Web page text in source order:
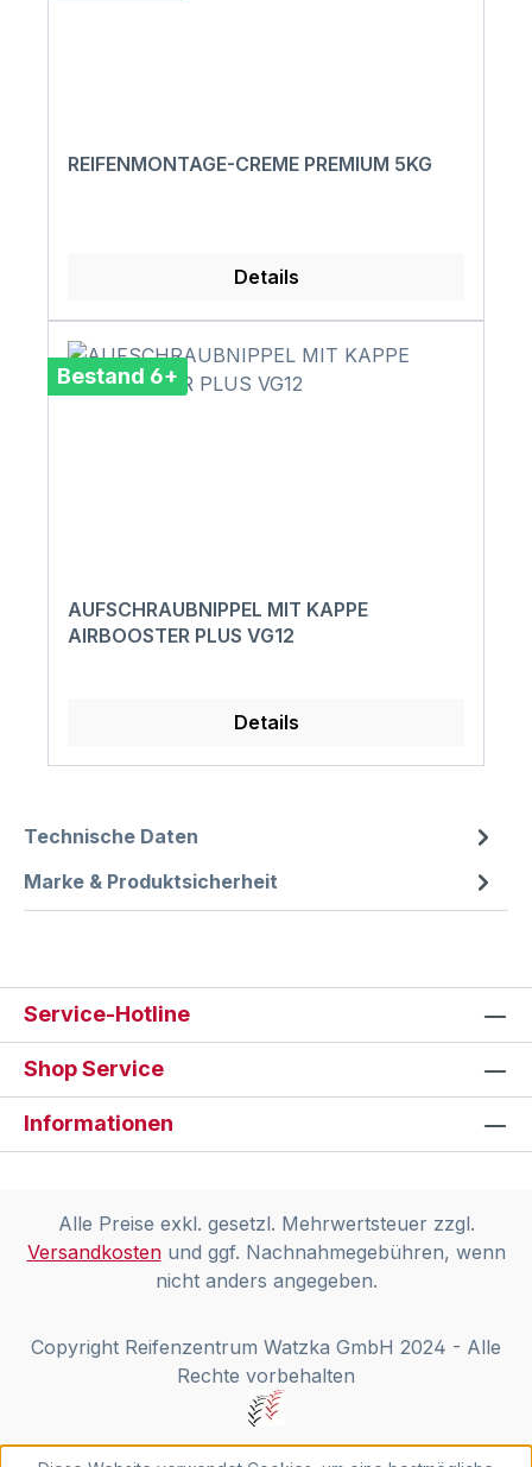
REIFENMONTAGE-CREME PREMIUM 5KG
Details
Bestand 6+
AUFSCHRAUBNIPPEL MIT KAPPE
AIRBOOSTER PLUS VG12
Details
Technische Daten
Marke & Produktsicherheit
Service-Hotline
Shop Service
Informationen
Alle Preise exkl. gesetzl. Mehrwertsteuer zzgl.
Versandkostenund ggf. Nachnahmegebühren, wenn
nicht anders angegeben.
Copyright Reifenzentrum Watzka GmbH 2024 - Alle
Rechte vorbehalten